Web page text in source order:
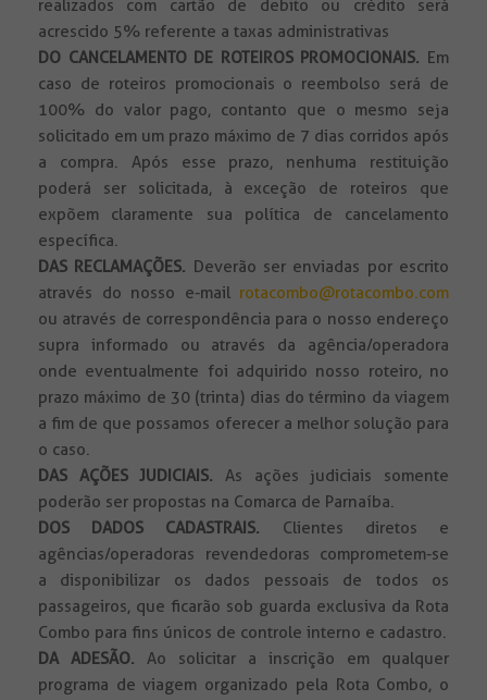
realizados com cartão de debito ou crédito será
acrescido 5% referente a taxas administrativas
DO CANCELAMENTO DE ROTEIROS PROMOCIONAIS. Em
caso de roteiros promocionais o reembolso será de
100% do valor pago, contanto que o mesmo seja
solicitado em um prazo máximo de 7 dias corridos após
a compra. Após esse prazo, nenhuma restituição
poderá ser solicitada, à exceção de roteiros que
expõem claramente sua política de cancelamento
específica.
DAS RECLAMAÇÕES. Deverão ser enviadas por escrito
através do nosso e-mail rotacombo@rotacombo.com
ou através de correspondência para o nosso endereço
supra informado ou através da agência/operadora
onde eventualmente foi adquirido nosso roteiro, no
prazo máximo de 30 (trinta) dias do término da viagem
a fim de que possamos oferecer a melhor solução para
o caso.
DAS AÇÕES JUDICIAIS. As ações judiciais somente
poderão ser propostas na Comarca de Parnaíba.
DOS DADOS CADASTRAIS. Clientes diretos e
agências/operadoras revendedoras comprometem-se
a disponibilizar os dados pessoais de todos os
passageiros, que ficarão sob guarda exclusiva da Rota
Combo para fins únicos de controle interno e cadastro.
DA ADESÃO. Ao solicitar a inscrição em qualquer
programa de viagem organizado pela Rota Combo, o